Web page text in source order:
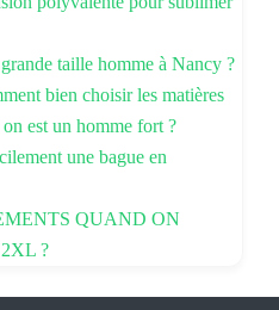
taille homme à Nancy ?
bien choisir les matières
est un homme fort ?
une bague en
QUAND ON
?